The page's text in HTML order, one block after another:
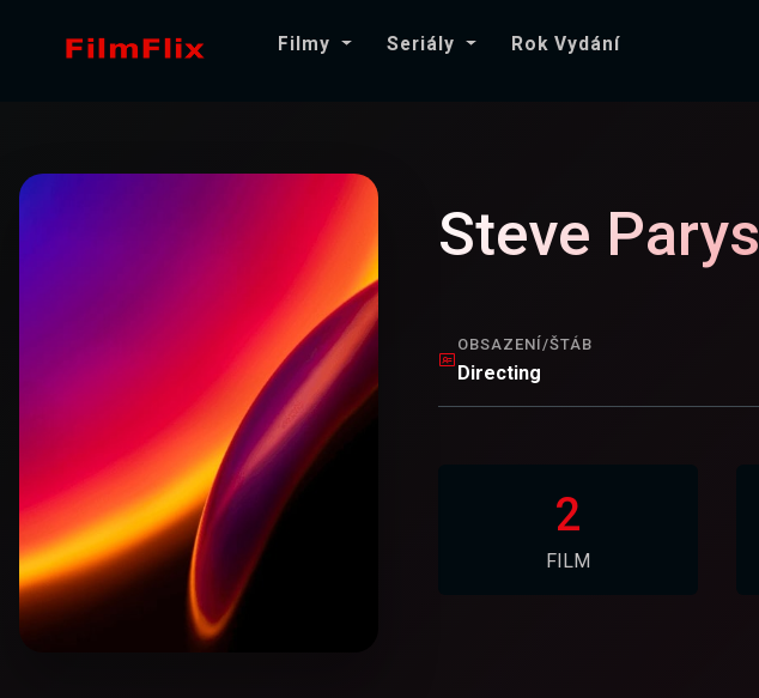
Filmy Seriály Rok Vydání
Steve Parys
OBSAZENÍ/ŠTÁB
Directing
2
FILM